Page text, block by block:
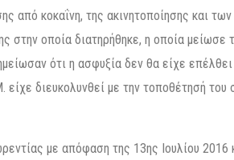
από κοκαΐνη, της ακινητοποίησης και
στην οποία διατηρήθηκε, η οποία μείωσε
ότι η ασφυξία δεν θα είχε
διευκολυνθεί με την τοποθέτησή του
με απόφαση της 13ης Ιουλίου 2016